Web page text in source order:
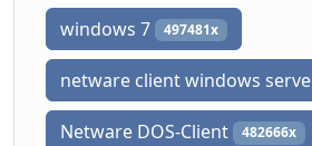
windows 7 497481x
netware client windows
Netware DOS-Client 482666x